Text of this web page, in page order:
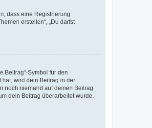
dass eine Registrierung
erstellen“, „Du darfst
Beitrag“-Symbol für den
wird dein Beitrag in der
noch niemand auf deinen Beitrag
dein Beitrag überarbeitet wurde.